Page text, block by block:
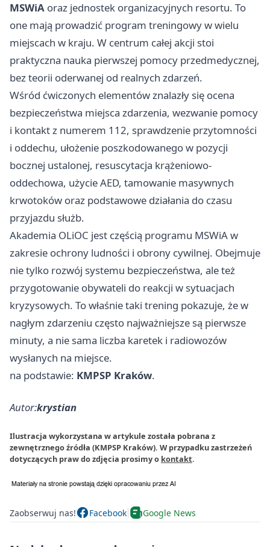
MSWiA oraz jednostek organizacyjnych resortu. To
one mają prowadzić program treningowy w wielu
miejscach w kraju. W centrum całej akcji stoi
praktyczna nauka pierwszej pomocy przedmedycznej,
bez teorii oderwanej od realnych zdarzeń.
Wśród ćwiczonych elementów znalazły się ocena
bezpieczeństwa miejsca zdarzenia, wezwanie pomocy
i kontakt z numerem 112, sprawdzenie przytomności
i oddechu, ułożenie poszkodowanego w pozycji
bocznej ustalonej, resuscytacja krążeniowo-
oddechowa, użycie AED, tamowanie masywnych
krwotoków oraz podstawowe działania do czasu
przyjazdu służb.
Akademia OLiOC jest częścią programu MSWiA w
zakresie ochrony ludności i obrony cywilnej. Obejmuje
nie tylko rozwój systemu bezpieczeństwa, ale też
przygotowanie obywateli do reakcji w sytuacjach
kryzysowych. To właśnie taki trening pokazuje, że w
nagłym zdarzeniu często najważniejsze są pierwsze
minuty, a nie sama liczba karetek i radiowozów
wysłanych na miejsce.
na podstawie: KMPSP Kraków.
Autor:krystian
Ilustracja wykorzystana w artykule została pobrana z
zewnętrznego źródła (KMPSP Kraków). W przypadku zastrzeżeń
dotyczących praw do zdjęcia prosimy o kontakt.
Zaobserwuj nas! Facebook Google News